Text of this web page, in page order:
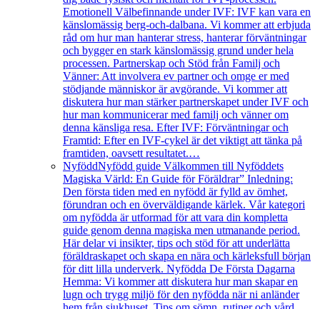
Emotionell Välbefinnande under IVF: IVF kan vara en
känslomässig berg-och-dalbana. Vi kommer att erbjuda
råd om hur man hanterar stress, hanterar förväntningar
och bygger en stark känslomässig grund under hela
processen. Partnerskap och Stöd från Familj och
Vänner: Att involvera ev partner och omge er med
stödjande människor är avgörande. Vi kommer att
diskutera hur man stärker partnerskapet under IVF och
hur man kommunicerar med familj och vänner om
denna känsliga resa. Efter IVF: Förväntningar och
Framtid: Efter en IVF-cykel är det viktigt att tänka på
framtiden, oavsett resultatet.…
NyföddNyfödd guide Välkommen till Nyföddets
Magiska Värld: En Guide för Föräldrar” Inledning:
Den första tiden med en nyfödd är fylld av ömhet,
förundran och en överväldigande kärlek. Vår kategori
om nyfödda är utformad för att vara din kompletta
guide genom denna magiska men utmanande period.
Här delar vi insikter, tips och stöd för att underlätta
föräldraskapet och skapa en nära och kärleksfull början
för ditt lilla underverk. Nyfödda De Första Dagarna
Hemma: Vi kommer att diskutera hur man skapar en
lugn och trygg miljö för den nyfödda när ni anländer